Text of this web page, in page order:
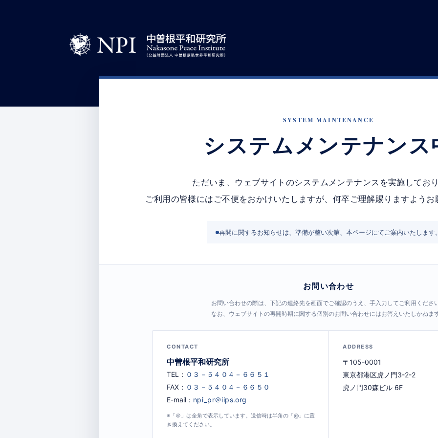
SYSTEM MAINTENANCE
システムメンテナンス
ただいま、ウェブサイトのシステムメンテナンスを実施しており
ご利用の皆様にはご不便をおかけいたしますが、何卒ご理解賜りますようお
再開に関するお知らせは、準備が整い次第、本ページにてご案内いたします。
お問い合わせ
お問い合わせの際は、下記の連絡先を画面でご確認のうえ、手入力してご利用ください
なお、ウェブサイトの再開時期に関する個別のお問い合わせにはお答えいたしかねます
CONTACT
中曽根平和研究所
TEL：
FAX：
E-mail：
※「＠」は全角で表示しています。送信時は半角の「@」に置
き換えてください。
ADDRESS
〒105-0001
東京都港区虎ノ門3-2-2
虎ノ門30森ビル 6F